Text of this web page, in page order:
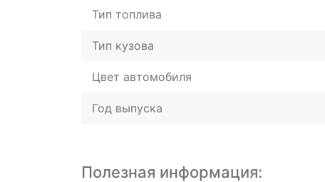
Тип топлива
Тип кузова
Цвет автомобиля
Год выпуска
Полезная информация: